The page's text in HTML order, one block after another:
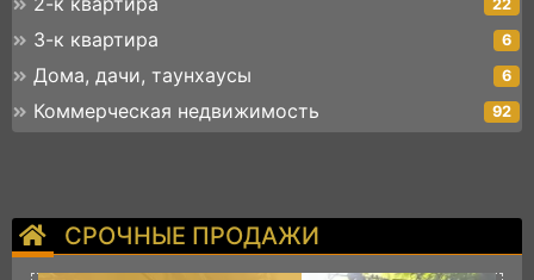
22
3-к квартира 6
Дома, дачи, таунхаусы 6
Коммерческая недвижимость 92
СРОЧНЫЕ ПРОДАЖИ